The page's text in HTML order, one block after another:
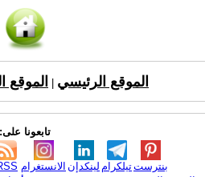
الموقع الرئيسي الموقع
تابعونا على:
الانستغرام لينكدإن تيلكرامبنترست